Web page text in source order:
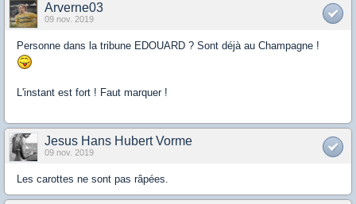
Arverne03
09 nov. 2019
Personne dans la tribune EDOUARD ? Sont déjà au Champagne !
L'instant est fort ! Faut marquer !
Jesus Hans Hubert Vorme
09 nov. 2019
Les carottes ne sont pas râpées.